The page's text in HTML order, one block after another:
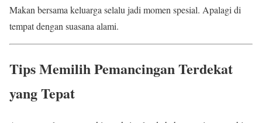
Makan bersama keluarga selalu jadi momen spesial. Apalagi di
tempat dengan suasana alami.
Tips Memilih Pemancingan Terdekat
yang Tepat